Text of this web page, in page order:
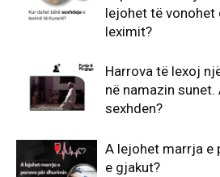
lejohet të vonohet
leximit?
Harrova të lexoj
në namazin
sexhden?
A lejohet marrja e
e gjakut?